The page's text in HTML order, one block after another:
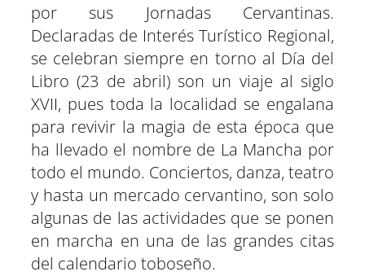
por sus Jornadas Cervantinas.
Declaradas de Interés Turístico Regional,
se celebran siempre en torno al Día del
Libro (23 de abril) son un viaje al siglo
XVII, pues toda la localidad se engalana
para revivir la magia de esta época que
ha llevado el nombre de La Mancha por
todo el mundo. Conciertos, danza, teatro
y hasta un mercado cervantino, son solo
algunas de las actividades que se ponen
en marcha en una de las grandes citas
del calendario toboseño.